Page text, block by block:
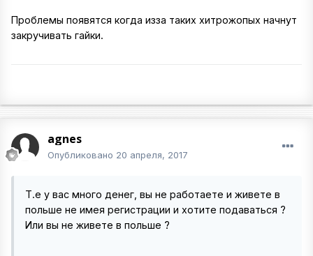
Проблемы появятся когда изза таких хитрожопых начнут
закручивать гайки.
agnes
Опубликовано 20 апреля, 2017
Т.е у вас много денег, вы не работаете и живете в
польше не имея регистрации и хотите подаваться ?
Или вы не живете в польше ?